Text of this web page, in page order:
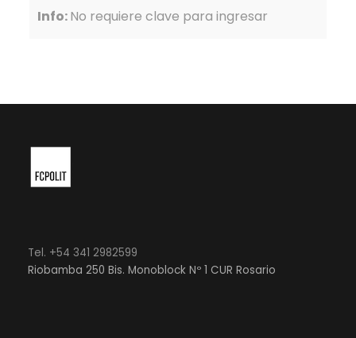
Info:No requiere clave para ingresar
Tel. +54 341 2982599
Riobamba 250 Bis. Monoblock Nº 1 CUR Rosario